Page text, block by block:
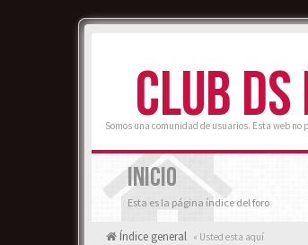
CLUB
Somos una comunidad de usuarios. Esta web
INICIO
Esta es la página índice del foro
Índice general « Usted esta aquí